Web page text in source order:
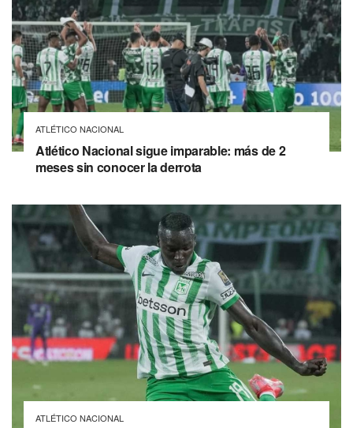
ATLÉTICO NACIONAL
Atlético Nacional sigue imparable: más de 2
meses sin conocer la derrota
ATLÉTICO NACIONAL